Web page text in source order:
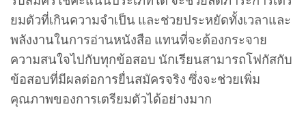
ยมตัวที่เกินความจำเป็น และช่วยประหยัดทั้งเวลาและ
พลังงานในการอ่านหนังสือ แทนที่จะต้องกระจาย
ความสนใจไปกับทุกข้อสอบ นักเรียนสามารถโฟกัสกับ
ข้อสอบที่มีผลต่อการยื่นสมัครจริง ซึ่งจะช่วยเพิ่ม
คุณภาพของการเตรียมตัวได้อย่างมาก